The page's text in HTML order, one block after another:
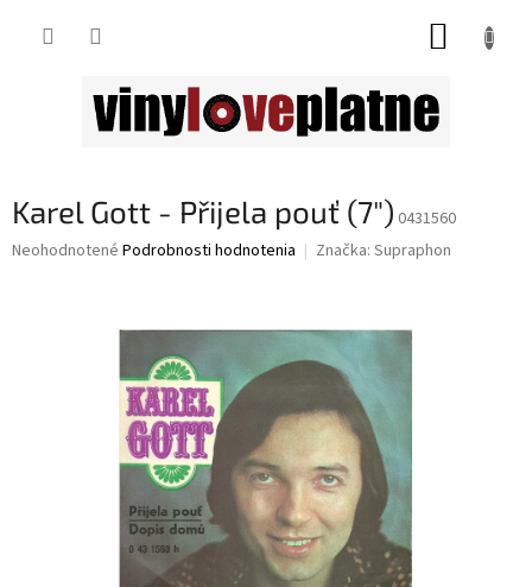
Karel Gott - Přijela pouť (7") 0431560
Priemerné
Neohodnotené Podrobnosti hodnotenia Značka: Supraphon